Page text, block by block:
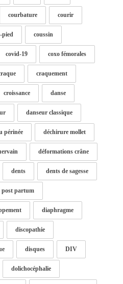
courbature courir
pied coussin
covid-19 coxo fémorales
craquement
croissance danse
danseur classique
périnée déchirure mollet
déformations crâne
dents dents de sagesse
post partum
diaphragme
discopathie
disques DIV
dolichocéphalie